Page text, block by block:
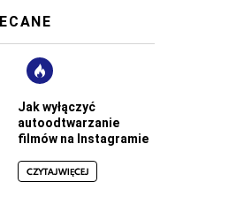
Jak wyłączyć
autoodtwarzanie
filmów na Instagramie
CZYTAJ WIĘCEJ